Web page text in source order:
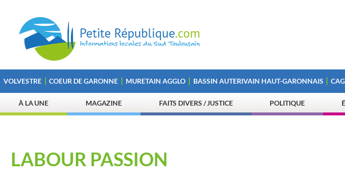
VOLVESTRE COEUR DE GARONNE MURETAIN AGGLO BASSIN AUTERIVAIN HAUT-GARONNAIS
À LA UNE MAGAZINE FAITS DIVERS / JUSTICE POLITIQUE
LABOUR PASSION